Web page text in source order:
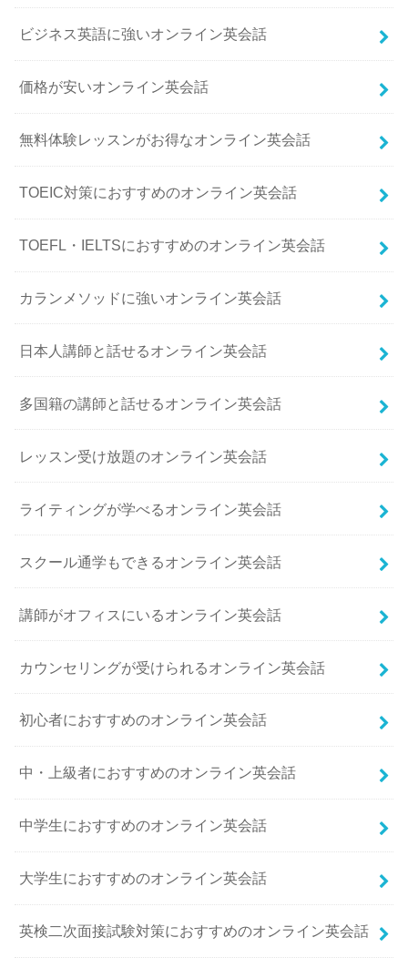
ビジネス英語に強いオンライン英会話
価格が安いオンライン英会話
無料体験レッスンがお得なオンライン英会話
TOEIC対策におすすめのオンライン英会話
TOEFL・IELTSにおすすめのオンライン英会話
カランメソッドに強いオンライン英会話
日本人講師と話せるオンライン英会話
多国籍の講師と話せるオンライン英会話
レッスン受け放題のオンライン英会話
ライティングが学べるオンライン英会話
スクール通学もできるオンライン英会話
講師がオフィスにいるオンライン英会話
カウンセリングが受けられるオンライン英会話
初心者におすすめのオンライン英会話
中・上級者におすすめのオンライン英会話
中学生におすすめのオンライン英会話
大学生におすすめのオンライン英会話
英検二次面接試験対策におすすめのオンライン英会話